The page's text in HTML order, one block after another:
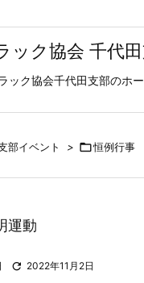
ック協会 千代
ック協会千代田支部のホ
部イベント > 恒例行事
運動
 2022年11月2日